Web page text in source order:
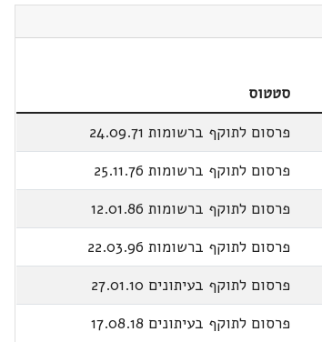
סטטוס
פרסום לתוקף ברשומות 24.09.71
פרסום לתוקף ברשומות 25.11.76
פרסום לתוקף ברשומות 12.01.86
פרסום לתוקף ברשומות 22.03.96
פרסום לתוקף בעיתונים 27.01.10
פרסום לתוקף בעיתונים 17.08.18